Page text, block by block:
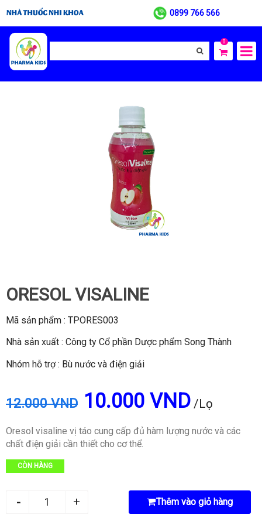
0899 766 566
0
ORESOL VISALINE
Mã sản phẩm : TPORES003
Nhà sản xuất : Công ty Cổ phần Dược phẩm Song Thành
Nhóm hỗ trợ : Bù nước và điện giải
12.000 VND 10.000 VND /Lọ
Oresol visaline vị táo cung cấp đủ hàm lượng nước và các
chất điện giải cần thiết cho cơ thể.
CÒN HÀNG
Thêm vào giỏ hàng